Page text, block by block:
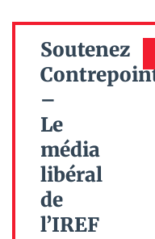
Soutenez
–
Le
média
libéral
de
l’IREF